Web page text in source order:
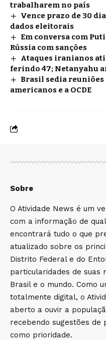
trabalharem no país
Vence prazo de 30
dados eleitorais
Em conversa com
Rússia com sanções
Ataques iranianos
ferindo 47; Netanyahu
Brasil sedia
americanos e a OCDE
Sobre
O Atividade News é um
com a informação de
encontrará tudo o que
atualizado sobre os
Distrito Federal e do
particularidades de suas
Brasil e o mundo. Como
totalmente digital, o
aberto a ouvir a
recebendo sugestões de
como prioridade.